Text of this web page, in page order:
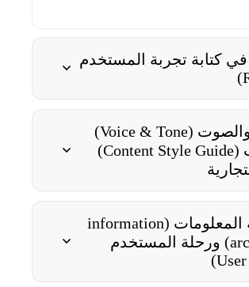
في كتابة تجربة المستخدم
3. النبرة والصوت (Voice & Tone)
والأسلوب (Content Style Guide)
4. هندسة المعلومات (information
architecture) ورحلة المستخدم